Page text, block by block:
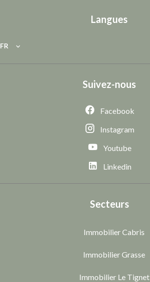
Langues
FR
Suivez-nous
Facebook
Instagram
Youtube
Linkedin
Secteurs
Immobilier Cabris
Immobilier Grasse
Immobilier Le Tignet